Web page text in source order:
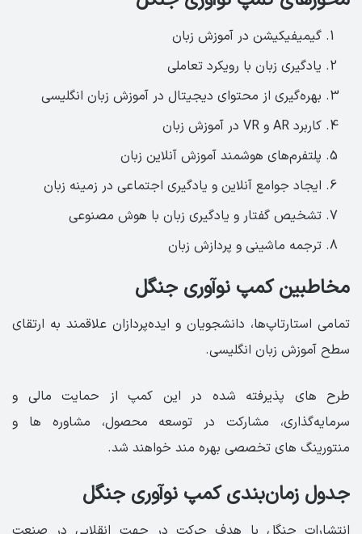
گیمیفیکیشن در آموزش زبان
یادگیری زبان با رویکرد تعاملی
بهره‌گیری از محتوای دیجیتال در آموزش زبان انگلیسی
کاربرد AR و VR در آموزش زبان
پلتفرم‌های هوشمند آموزش آنلاین زبان
ایجاد جوامع آنلاین و یادگیری اجتماعی در زمینه زبان
تشخیص گفتار و یادگیری زبان با هوش مصنوعی
ترجمه ماشینی و پردازش زبان
مخاطبین کمپ نوآوری جنگل
تمامی استارتاپ‌ها، دانشجویان و ایده‌پردازان علاقمند به ارتقای
سطح آموزش زبان انگلیسی.
طرح های پذیرفته شده در این کمپ از حمایت مالی و
سرمایه‌گذاری، مشارکت در توسعه محصول، مشاوره ها و
منتورینگ های تخصصی بهره مند خواهند شد.
جدول زمان‌بندی کمپ نوآوری جنگل